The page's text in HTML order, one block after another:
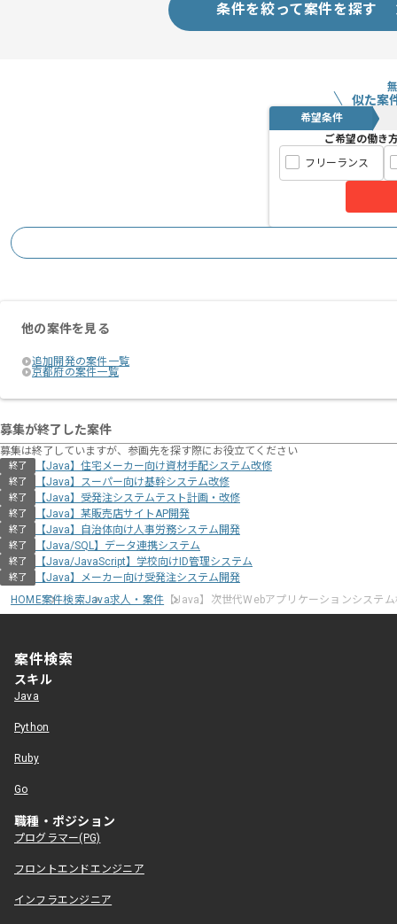
条件を絞って案件を探す
似た案
希望条件
ご希望の働き
フリーランス
他の案件を見る
追加開発の案件一覧
京都府の案件一覧
募集が終了した案件
募集は終了していますが、参画先を探す際にお役立てください
終了 【Java】住宅メーカー向け資材⼿配システム改修
終了 【Java】スーパー向け基幹システム改修
終了 【Java】受発注システムテスト計画・改修
終了 【Java】某販売店サイトAP開発
終了 【Java】自治体向け人事労務システム開発
終了 【Java/SQL】データ連携システム
終了 【Java/JavaScript】学校向けID管理システム
終了
【Java】メーカー向け受発注システム開発
HOME案件検索Java求人・案件 【Java】次世代Webアプリケーションシステ
案件検索
スキル
Java
Python
Ruby
Go
職種・ポジション
プログラマー(PG)
フロントエンドエンジニア
インフラエンジニア